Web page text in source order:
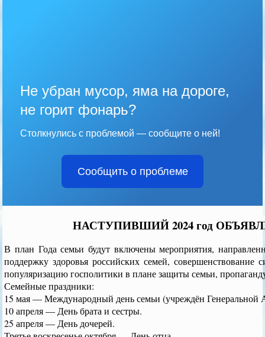
Не убран мусор, яма на дороге,
не горит фонарь?
Столкнулись с проблемой — сообщите о ней!
Сообщить о проблеме
НАСТУПИВШИЙ 2024 год
В план Года семьи будут включены мероприятия,
поддержку здоровья российских семей, совершенствование
популяризацию госполитики в плане защиты семьи,
Семейные праздники:
15 мая — Международный день семьи (учреждён Генеральной
10 апреля — День брата и сестры.
25 апреля — День дочерей.